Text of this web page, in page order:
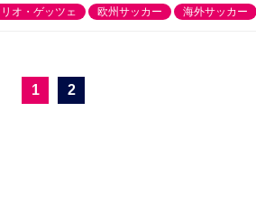
オ・ゲッツェ 欧州サッカー 海外サッカー
1 2